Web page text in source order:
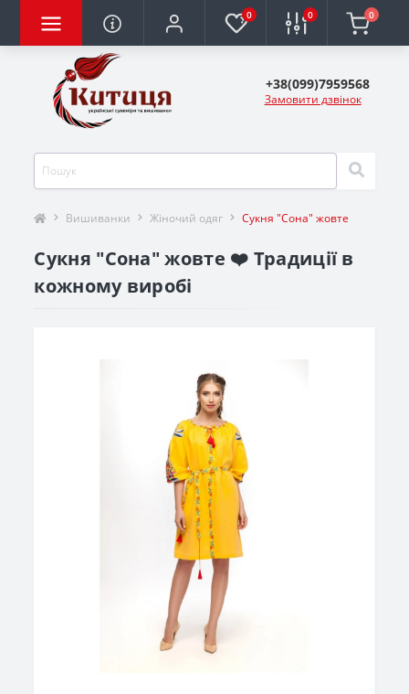
0 0 0
+38(099)7959568
Замовити дзвінок
Вишиванки Жіночий одяг Сукня "Сона" жовте
Сукня "Сона" жовте ❤️ Традиції в
кожному виробі